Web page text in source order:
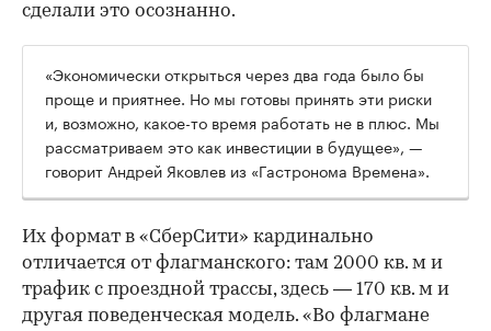
сделали это осознанно.
«Экономически открыться через два года было бы
проще и приятнее. Но мы готовы принять эти риски
и, возможно, какое-то время работать не в плюс. Мы
рассматриваем это как инвестиции в будущее», —
говорит Андрей Яковлев из «Гастронома Времена».
Их формат в «СберСити» кардинально
отличается от флагманского: там 2000 кв. м и
трафик с проездной трассы, здесь — 170 кв. м и
другая поведенческая модель. «Во флагмане